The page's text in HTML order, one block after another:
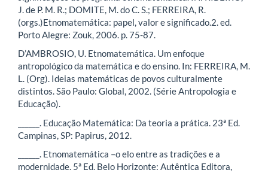
J. de P. M. R.; DOMITE, M. do C. S.; FERREIRA, R.
(orgs.)Etnomatemática: papel, valor e significado.2. ed.
Porto Alegre: Zouk, 2006. p. 75-87.
D’AMBROSIO, U. Etnomatemática. Um enfoque
antropológico da matemática e do ensino. In: FERREIRA, M.
L. (Org). Ideias matemáticas de povos culturalmente
distintos. São Paulo: Global, 2002. (Série Antropologia e
Educação).
______. Educação Matemática: Da teoria a prática. 23ª Ed.
Campinas, SP: Papirus, 2012.
______. Etnomatemática –o elo entre as tradições e a
modernidade. 5ª Ed. Belo Horizonte: Autêntica Editora,